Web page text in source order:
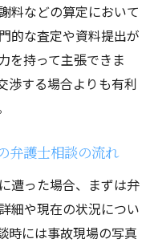
解決できる悩み
の不安を解消する
町での弁護士相談
践的アドバイス
料などの算定において
的な査定や資料提出が
を持って主張できま
渉する場合よりも有利
弁護士相談の流れ
遭った場合、まずは弁
細や現在の状況につい
時には事故現場の写真